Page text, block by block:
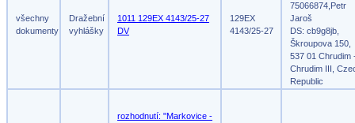
všechny
dokumenty
Dražební
vyhlášky
1011 129EX 4143/25-27
DV
129EX
4143/25-27
75066874,Petr
Jaroš
DS: cb9g8jb,
Škroupova 150,
537 01 Chrudim
Chrudim III,
Republic
rozhodnutí: "Markovice -